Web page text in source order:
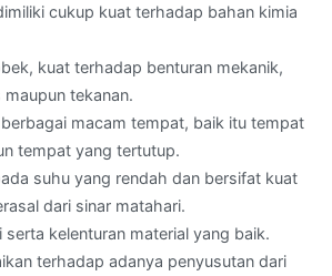
cukup kuat terhadap bahan kimia
kuat terhadap benturan mekanik,
tekanan.
macam tempat, baik itu tempat
tempat yang tertutup.
suhu yang rendah dan bersifat kuat
dari sinar matahari.
serta kelenturan material yang baik.
terhadap adanya penyusutan dari